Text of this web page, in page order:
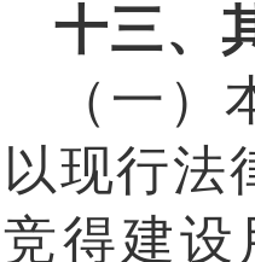
十三、
（一
以现行法
竞得建